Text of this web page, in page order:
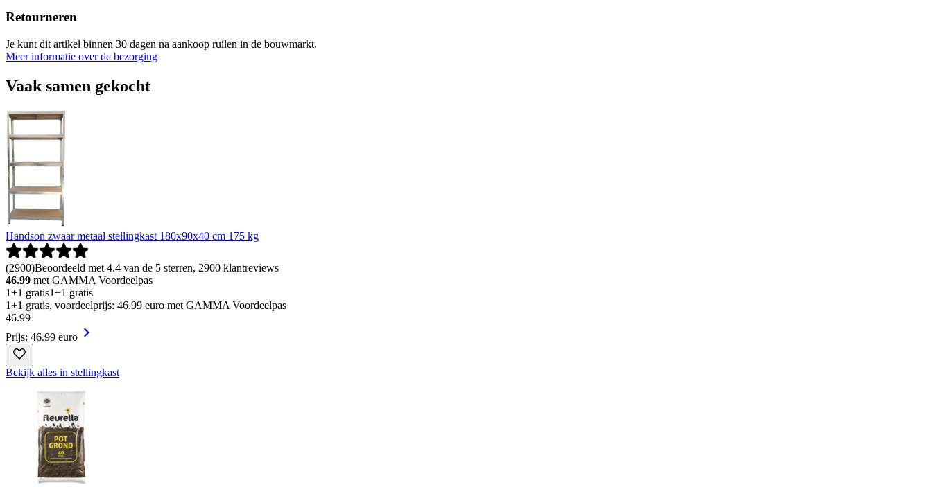
Retourneren
Je kunt dit artikel binnen 30 dagen na aankoop ruilen in de bouwmarkt.
Meer informatie over de bezorging
Vaak samen gekocht
Handson zwaar metaal stellingkast 180x90x40 cm 175 kg
(2900)Beoordeeld met 4.4 van de 5 sterren, 2900 klantreviews
46.99 met GAMMA Voordeelpas
1+1 gratis1+1 gratis
1+1 gratis, voordeelprijs: 46.99 euro met GAMMA Voordeelpas
46.99
Prijs: 46.99 euro
Bekijk alles in stellingkast